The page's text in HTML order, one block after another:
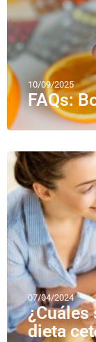
10/09/2025
FAQs:
07/04/2024
dieta